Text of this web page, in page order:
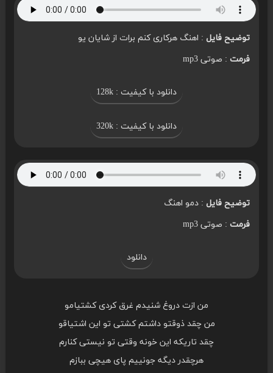
توضیح فایل: اهنگ هرکاری کنم برات از شایان یو
فرمت: صوتی mp3
دانلود با کیفیت : 128k
دانلود با کیفیت : 320k
توضیح فایل: دمو اهنگ
فرمت: صوتی mp3
دانلود
من ازت دروغ شنیدم غرق کردی کشتیامو
من چقد ذوقتو داشتم کشتی تو این اشتیاقو
چقد تاریکه این خونه وقتی تو نیستی کنارم
هرچقدر دیگه جونییم پای هیچی ببازم